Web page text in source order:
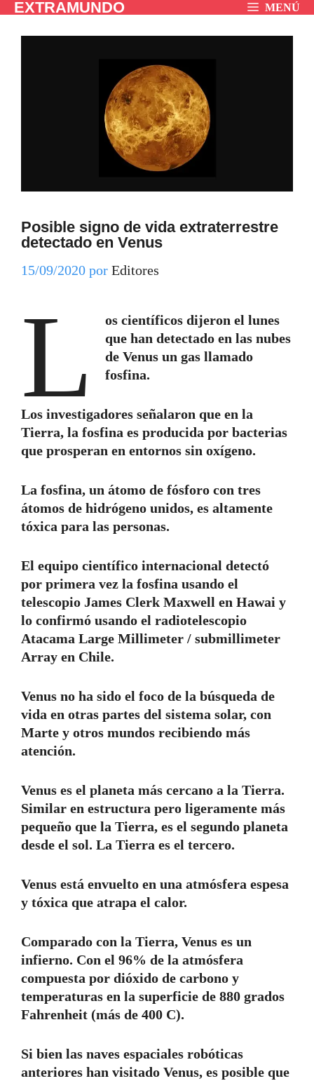
SaltarEXTRAMUNDO MENÚ
Posible signo de vida extraterrestre
detectado en Venus
15/09/2020 por Editores
L
os científicos dijeron el lunes
que han detectado en las nubes
de Venus un gas llamado
fosfina.
Los investigadores señalaron que en la
Tierra, la fosfina es producida por bacterias
que prosperan en entornos sin oxígeno.
La fosfina, un átomo de fósforo con tres
átomos de hidrógeno unidos, es altamente
tóxica para las personas.
El equipo científico internacional detectó
por primera vez la fosfina usando el
telescopio James Clerk Maxwell en Hawai y
lo confirmó usando el radiotelescopio
Atacama Large Millimeter / submillimeter
Array en Chile.
Venus no ha sido el foco de la búsqueda de
vida en otras partes del sistema solar, con
Marte y otros mundos recibiendo más
atención.
Venus es el planeta más cercano a la Tierra.
Similar en estructura pero ligeramente más
pequeño que la Tierra, es el segundo planeta
desde el sol. La Tierra es el tercero.
Venus está envuelto en una atmósfera espesa
y tóxica que atrapa el calor.
Comparado con la Tierra, Venus es un
infierno. Con el 96% de la atmósfera
compuesta por dióxido de carbono y
temperaturas en la superficie de 880 grados
Fahrenheit (más de 400 C).
Si bien las naves espaciales robóticas
anteriores han visitado Venus, es posible que